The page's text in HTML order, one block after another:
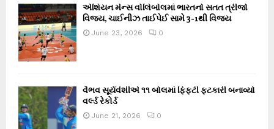
એશિયન મેન્સ વોલિબોલમાં ભારતનો સતત ત્રીજો
વિજય, ચાઈનીઝ તાઈપેઈ સામે 3-1થી વિજય
June 23, 2026 0
વૈભવ સૂર્યવંશીએ ૧૧ બોલમાં ફિફ્ટી ફટકારી બનાવ્યો
વર્લ્ડ રેકોર્ડ
June 21, 2026 0